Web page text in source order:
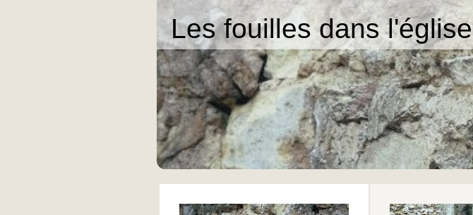
Les fouilles dans l'église